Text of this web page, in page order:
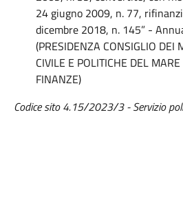
24 giugno 2009, n. 77,
dicembre 2018, n. 145” -
(PRESIDENZA CONSIGLIO DEI
CIVILE E POLITICHE DEL
FINANZE)
Codice sito 4.15/2023/3 -Servizio